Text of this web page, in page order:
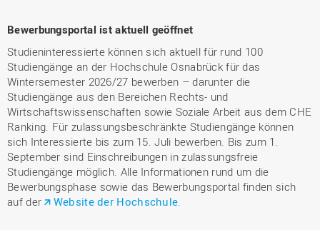
Bewerbungsportal ist aktuell geöffnet
Studieninteressierte können sich aktuell für rund 100
Studiengänge an der Hochschule Osnabrück für das
Wintersemester 2026/27 bewerben – darunter die
Studiengänge aus den Bereichen Rechts- und
Wirtschaftswissenschaften sowie Soziale Arbeit aus dem CHE
Ranking. Für zulassungsbeschränkte Studiengänge können
sich Interessierte bis zum 15. Juli bewerben. Bis zum 1.
September sind Einschreibungen in zulassungsfreie
Studiengänge möglich. Alle Informationen rund um die
Bewerbungsphase sowie das Bewerbungsportal finden sich
auf der
Website der Hochschule.